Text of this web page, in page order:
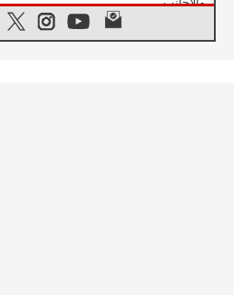
البابا لاوُن الرابع عشر للشباب في أسيزي: